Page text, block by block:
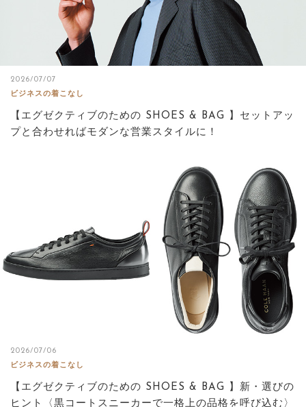
2026/07/07
ビジネスの着こなし
【エグゼクティブのための SHOES & BAG 】セットアッ
プと合わせればモダンな営業スタイルに！
2026/07/06
ビジネスの着こなし
【エグゼクティブのための SHOES & BAG 】新・選びの
ヒント〈黒コートスニーカーで一格上の品格を呼び込む〉